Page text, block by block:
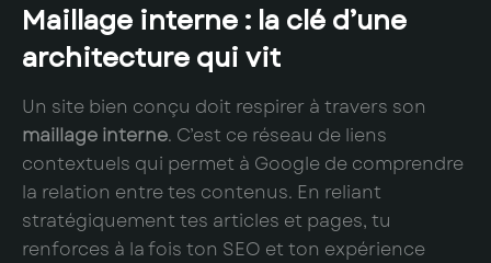
Maillage interne : la clé d’une
architecture qui vit
Un site bien conçu doit respirer à travers son
maillage interne. C’est ce réseau de liens
contextuels qui permet à Google de comprendre
la relation entre tes contenus. En reliant
stratégiquement tes articles et pages, tu
renforces à la fois ton SEO et ton expérience